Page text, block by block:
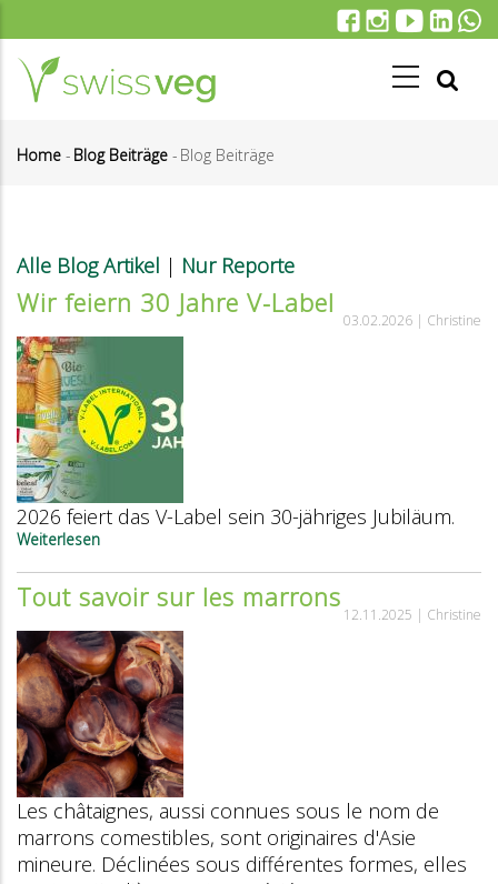
zum
Inhalt
Home - Blog Beiträge - Blog Beiträge
Alle Blog Artikel | Nur Reporte
Wir feiern 30 Jahre V-Label
03.02.2026 | Christine
2026 feiert das V-Label sein 30-jähriges Jubiläum.
Weiterlesen
feiern
30
V-
Label
Tout savoir sur les marrons
12.11.2025 | Christine
Les châtaignes, aussi connues sous le nom de
marrons comestibles, sont originaires d'Asie
mineure. Déclinées sous différentes formes, elles